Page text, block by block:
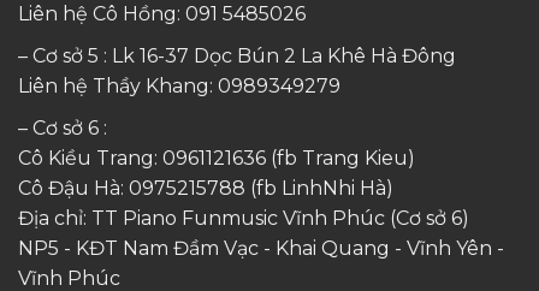
Liên hệ Cô Hồng: 091 5485026
– Cơ sở 5 : Lk 16-37 Dọc Bún 2 La Khê Hà Đông
Liên hệ Thầy Khang: 0989349279
– Cơ sở 6 :
Cô Kiều Trang: 0961121636 (fb Trang Kieu)
Cô Đậu Hà: 0975215788 (fb LinhNhi Hà)
Địa chỉ: TT Piano Funmusic Vĩnh Phúc (Cơ sở 6)
NP5 - KĐT Nam Đầm Vạc - Khai Quang - Vĩnh Yên -
Vĩnh Phúc